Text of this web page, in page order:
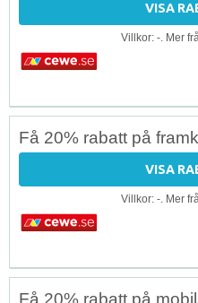
VISA
Villkor: -. Mer
Få 20% rabatt på
VISA
Villkor: -. Mer
Få 20% rabatt på